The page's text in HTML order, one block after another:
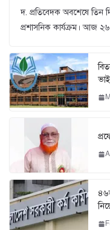
দ. প্রতিবেদক অবশেষে তিন
প্রশাসনিক কার্যক্রম। আজ